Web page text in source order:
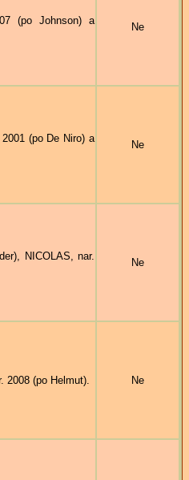
(po Johnson) a
Ne
(po De Niro) a
Ne
NICOLAS, nar.
Ne
2008 (po Helmut). Ne